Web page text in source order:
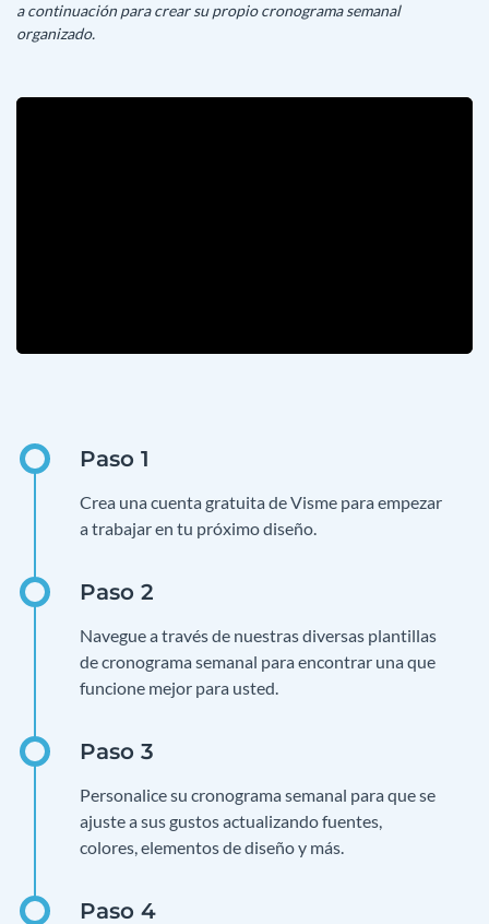
a continuación para crear su propio cronograma semanal
organizado.
Crea una cuenta gratuita de Visme para empezar
a trabajar en tu próximo diseño.
Navegue a través de nuestras diversas plantillas
de cronograma semanal para encontrar una que
funcione mejor para usted.
Personalice su cronograma semanal para que se
ajuste a sus gustos actualizando fuentes,
colores, elementos de diseño y más.